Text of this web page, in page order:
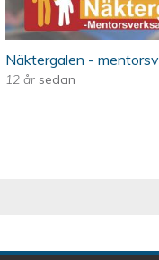
Näktergalen -
12 år sedan